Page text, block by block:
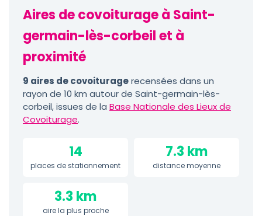
Aires de covoiturage à Saint-
germain-lès-corbeil et à
proximité
9 aires de covoituragerecensées dans un
rayon de 10 km autour de Saint-germain-lès-
corbeil, issues de la Base Nationale des Lieux de
Covoiturage.
14
places de stationnement
7.3 km
distance moyenne
3.3 km
aire la plus proche